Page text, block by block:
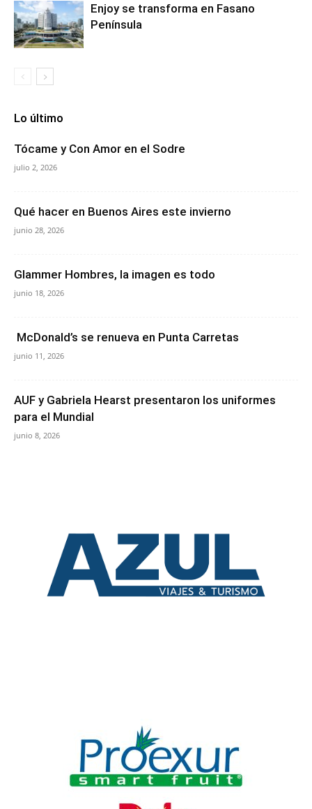
Enjoy se transforma en Fasano
Península
Lo último
Tócame y Con Amor en el Sodre
julio 2, 2026
Qué hacer en Buenos Aires este invierno
junio 28, 2026
Glammer Hombres, la imagen es todo
junio 18, 2026
McDonald’s se renueva en Punta Carretas
junio 11, 2026
AUF y Gabriela Hearst presentaron los uniformes
para el Mundial
junio 8, 2026